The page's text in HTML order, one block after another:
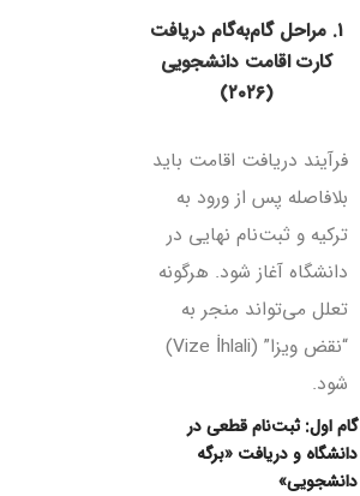
۱. مراحل گام‌به‌گام دریافت
کارت اقامت دانشجویی
(۲۰۲۶)
فرآیند دریافت اقامت باید
بلافاصله پس از ورود به
ترکیه و ثبت‌نام نهایی در
دانشگاه آغاز شود. هرگونه
تعلل می‌تواند منجر به
“نقض ویزا” (Vize İhlali)
شود.
گام اول: ثبت‌نام قطعی در
دانشگاه و دریافت «برگه
دانشجویی»